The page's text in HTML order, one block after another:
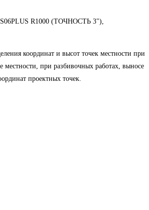
R1000 (ТОЧНОСТЬ 3"),
координат и высот точек местности при
местности, при разбивочных работах, выносе
проектных точек.